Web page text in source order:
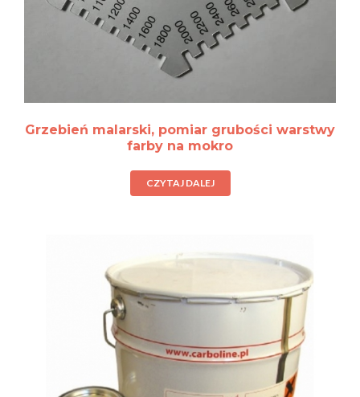
Grzebień malarski, pomiar grubości warstwy
farby na mokro
CZYTAJ DALEJ